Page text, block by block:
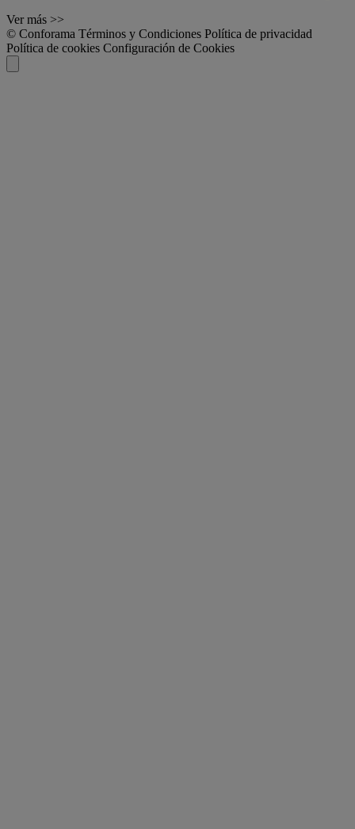
Ver más >>
© Conforama Términos y Condiciones Política de privacidad
Política de cookies Configuración de Cookies